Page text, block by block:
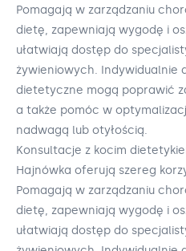
Pomagają w zarządzaniu
dietę, zapewniają wygodę i
ułatwiają dostęp do
żywieniowych. Indywidualnie
dietetyczne mogą poprawić
a także pomóc w
nadwagą lub otyłością.
Konsultacje z kocim
Hajnówka oferują szereg
Pomagają w zarządzaniu
dietę, zapewniają wygodę i
ułatwiają dostęp do